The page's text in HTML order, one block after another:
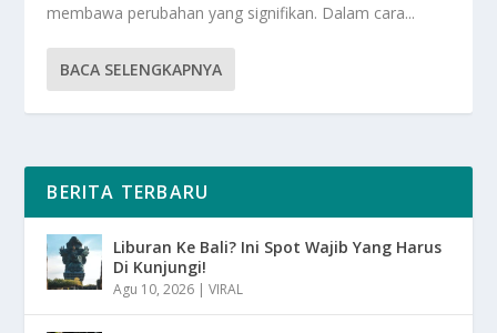
membawa perubahan yang signifikan. Dalam cara...
BACA SELENGKAPNYA
BERITA TERBARU
Liburan Ke Bali? Ini Spot Wajib Yang Harus
Di Kunjungi!
Agu 10, 2026 |VIRAL